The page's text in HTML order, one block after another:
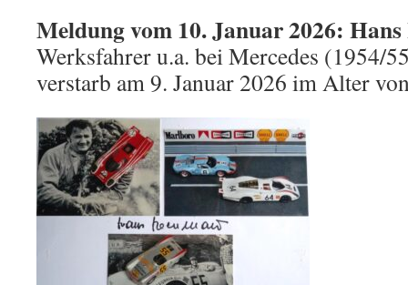
Meldung vom 10. Januar 2026:
Werksfahrer u.a. bei Mercedes (1954/
verstarb am 9. Januar 2026 im Alter